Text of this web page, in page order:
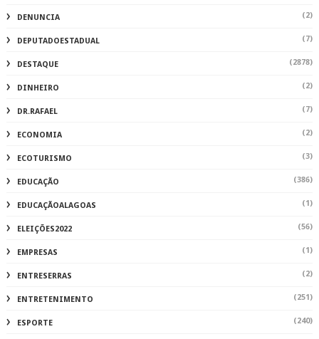
DENUNCIA (2)
DEPUTADOESTADUAL (7)
DESTAQUE (2878)
DINHEIRO (2)
DR.RAFAEL (7)
ECONOMIA (2)
ECOTURISMO (3)
EDUCAÇÃO (386)
EDUCAÇÃOALAGOAS (1)
ELEIÇÕES2022 (56)
EMPRESAS (1)
ENTRESERRAS (2)
ENTRETENIMENTO (251)
ESPORTE (240)